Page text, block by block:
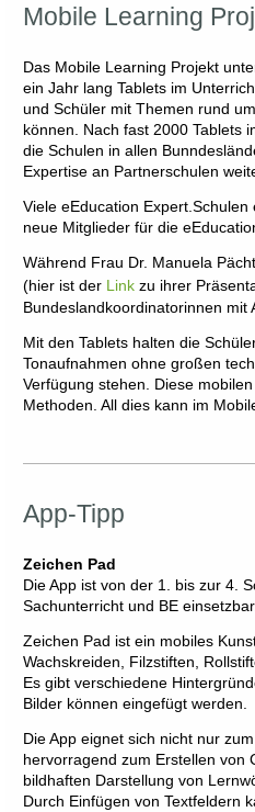
Mobile Learning
Das Mobile Learning Projekt
ein Jahr lang Tablets im
und Schüler mit Themen rund
können. Nach fast 2000 Tablets
die Schulen in allen
Expertise an Partnerschulen
Viele eEducation
neue Mitglieder für die
Während Frau Dr. Manuela
(hier ist der Link zu ihrer
Bundeslandkoordinatorinnen
Mit den Tablets halten die
Tonaufnahmen ohne großen
Verfügung stehen. Diese
Methoden. All dies kann im
App-Tipp
Zeichen Pad
Die App ist von der 1. bis zur 4.
Sachunterricht und BE einsetzbar.
Zeichen Pad ist ein mobiles
Wachskreiden, Filzstiften,
Es gibt verschiedene
Bilder können eingefügt werden.
Die App eignet sich nicht nur
hervorragend zum Erstellen von
bildhaften Darstellung von
Durch Einfügen von Textfeldern